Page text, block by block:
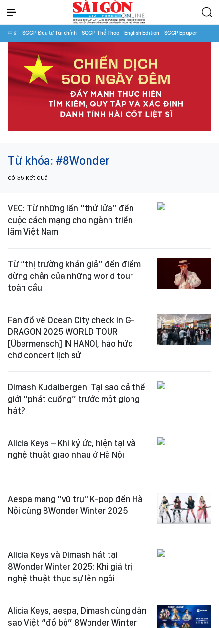
中文 SGGP Đầu tư Tài chính SGGP Thể Thao English Edition SGGP Epaper
Từ khóa: #8Wonder
có 35 kết quả
VEC: Từ những lần “thử lửa” đến
cuộc cách mạng cho ngành triển
lãm Việt Nam
Từ “thị trường khán giả” đến điểm
dừng chân của những world tour
toàn cầu
Fan đổ về Ocean City check in G-
DRAGON 2025 WORLD TOUR
[Übermensch] IN HANOI, háo hức
chờ concert lịch sử
Dimash Kudaibergen: Tại sao cả thế
giới “phát cuồng” trước một giọng
hát?
Alicia Keys – Khi ký ức, hiện tại và
nghệ thuật giao nhau ở Hà Nội
Aespa mang "vũ trụ" K-pop đến Hà
Nội cùng 8Wonder Winter 2025
Alicia Keys và Dimash hát tại
8Wonder Winter 2025: Khi giá trị
nghệ thuật thực sự lên ngôi
Alicia Keys, aespa, Dimash cùng dàn
sao Việt “đổ bộ” 8Wonder Winter